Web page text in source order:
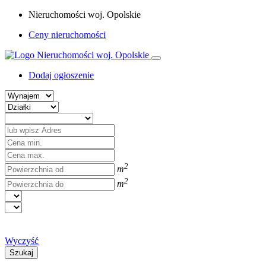
Nieruchomości woj. Opolskie
Ceny nieruchomości
Dodaj ogłoszenie
m2
m2
Wyczyść
Szukaj